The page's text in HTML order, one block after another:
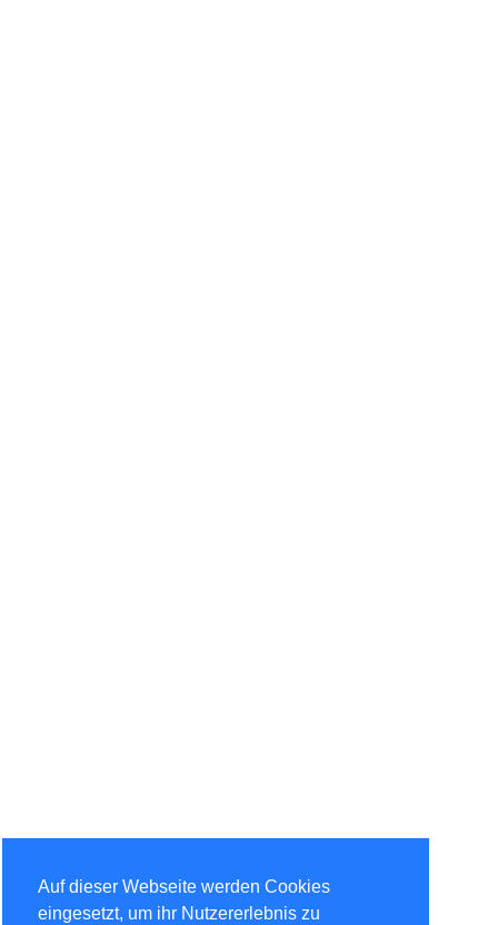
Auf dieser Webseite werden Cookies
eingesetzt, um ihr Nutzererlebnis zu